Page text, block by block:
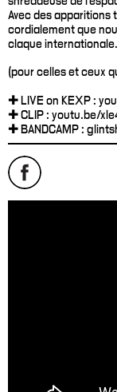
Avec des apparitions
cordialement que
claque internationale.
(pour celles et ceux
✚ LIVE on KEXP :
✚ CLIP : youtu.be/
✚ BANDCAMP :